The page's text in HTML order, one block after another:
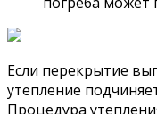
Если перекрытие
утепление
Процедура